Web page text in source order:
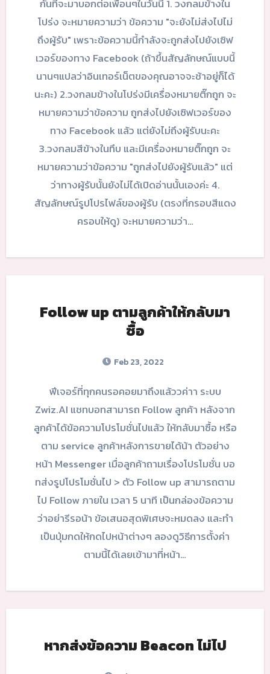
กันที่จะมาบอกต่อเพื่อนๆในวันนี้ 1. วงกลมข้างใน
โปร่ง จะหมายความว่า ข้อความ "จะยังไม่ส่งไปไม่
ถึงผู้รับ" เพราะข้อความนี้กำลังจะถูกส่งไปยังเซิฟ
เวอร์ของทาง Facebook (ถ้าขึ้นสัญลักษณ์แบบนี้
นานๆแปลว่าอินเทอร์เน็ตของคุณอาจจะช้าอยู่ก็ได้
นะคะ) 2.วงกลมข้างในโปร่งมีเครื่องหมายติ๊กถูก จะ
หมายความว่าข้อความ ถูกส่งไปยังเซิฟเวอร์ของ
ทาง Facebook แล้ว แต่ยังไม่ถึงผู้รับนะคะ
3.วงกลมสีข้างในทึบ และมีเครื่องหมายติ๊กถูก จะ
หมายความว่าข้อความ "ถูกส่งไปยังผู้รับแล้ว" แต่
ว่าทางผู้รับนั้นยังไม่ได้เปิดอ่านนั้นเองค่ะ 4.
สัญลักษณ์รูปโปรไฟล์ของผู้รับ (ตรงที่กรอบสีแดง
ครอบให้ดู) จะหมายความว่า…
Follow up ตามลูกค้าให้กลับมา
ซื้อ
Feb 23, 2022
ฟีเจอร์ที่ทุกคนรอคอยมาถึงแล้ววค่าา ระบบ
Zwiz.AI แชทบอทสามารถ Follow ลูกค้า หลังจาก
ลูกค้าได้ข้อความโปรโมชั่นไปแล้ว ให้กลับมาซื้อ หรือ
ตาม service ลูกค้าหลังการขายได้น้า ตัวอย่าง
หน้า Messenger เมื่อลูกค้าถามเรื่องโปรโมชั่น บอ
ทส่งรูปโปรโมชั่นไป > ตัว Follow up สามารถตาม
ไป Follow ภายใน เวลา 5 นาที เป็นกล่องข้อความ
ว่าอย่ารีรอน้า ข้อเสนอสุดพิเศษจะหมดลง และทำ
เป็นปุ่มกดให้กดไปหน้าต่างๆ ลองดูวิธีการตั้งค่า
ตามนี้ได้เลยเข้ามาที่หน้า…
หากส่งข้อความ Beacon ไม่ไป